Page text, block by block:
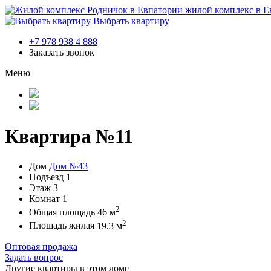
жилой комплекс в
Выбрать квартиру
+7 978 938 4 888
Заказать звонок
Меню
Квартира №11
Дом Дом №43
Подъезд 1
Этаж 3
Комнат 1
Общая площадь 46 м2
Площадь жилая 19.3 м2
Оптовая продажа
Задать вопрос
Другие квартиры в этом доме